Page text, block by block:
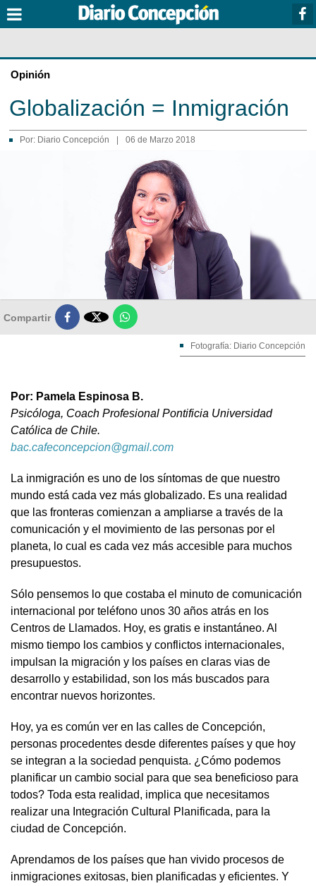
Opinión
Globalización = Inmigración
Por: Diario Concepción 06 de Marzo 2018
Compartir 
Fotografía: Diario Concepción
Por: Pamela Espinosa B.
Psicóloga, Coach Profesional Pontificia Universidad
Católica de Chile.
bac.cafeconcepcion@gmail.com
La inmigración es uno de los síntomas de que nuestro
mundo está cada vez más globalizado. Es una realidad
que las fronteras comienzan a ampliarse a través de la
comunicación y el movimiento de las personas por el
planeta, lo cual es cada vez más accesible para muchos
presupuestos.
Sólo pensemos lo que costaba el minuto de comunicación
internacional por teléfono unos 30 años atrás en los
Centros de Llamados. Hoy, es gratis e instantáneo. Al
mismo tiempo los cambios y conflictos internacionales,
impulsan la migración y los países en claras vias de
desarrollo y estabilidad, son los más buscados para
encontrar nuevos horizontes.
Hoy, ya es común ver en las calles de Concepción,
personas procedentes desde diferentes países y que hoy
se integran a la sociedad penquista. ¿Cómo podemos
planificar un cambio social para que sea beneficioso para
todos? Toda esta realidad, implica que necesitamos
realizar una Integración Cultural Planificada, para la
ciudad de Concepción.
Aprendamos de los países que han vivido procesos de
inmigraciones exitosas, bien planificadas y eficientes. Y